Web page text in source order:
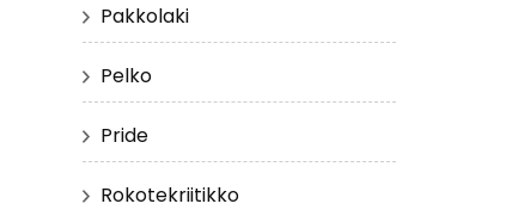
Pakkolaki
Pelko
Pride
Rokotekriitikko